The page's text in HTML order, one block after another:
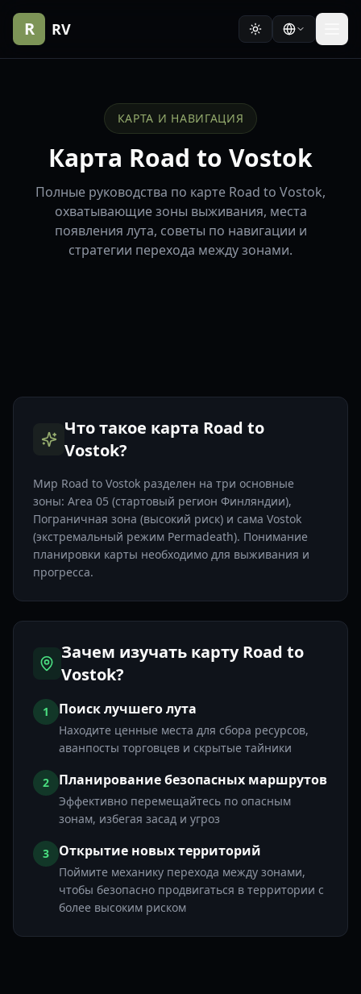
R RV
КАРТА И НАВИГАЦИЯ
Карта Road to Vostok
Полные руководства по карте Road to Vostok,
охватывающие зоны выживания, места
появления лута, советы по навигации и
стратегии перехода между зонами.
Что такое карта Road to
Vostok?
Мир Road to Vostok разделен на три основные
зоны: Area 05 (стартовый регион Финляндии),
Пограничная зона (высокий риск) и сама Vostok
(экстремальный режим Permadeath). Понимание
планировки карты необходимо для выживания и
прогресса.
Зачем изучать карту Road to
Vostok?
1 Поиск лучшего лута
Находите ценные места для сбора ресурсов,
аванпосты торговцев и скрытые тайники
2 Планирование безопасных маршрутов
Эффективно перемещайтесь по опасным
зонам, избегая засад и угроз
3 Открытие новых территорий
Поймите механику перехода между зонами,
чтобы безопасно продвигаться в территории с
более высоким риском